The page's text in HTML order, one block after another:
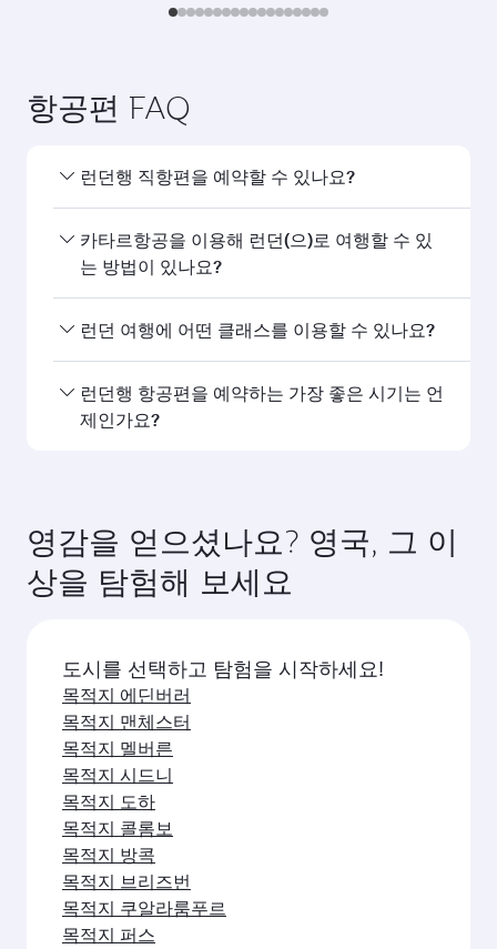
항공편 FAQ
런던행 직항편을 예약할 수 있나요?
네, 카타르항공은 런던행 직항편을 운항하고 있습니
다. 홈페이지에서 항공편을 검색하여 운항 시간과
카타르항공을 이용해 런던(으)로 여행할 수 있
는 방법이 있나요?
카타르항공의 런던행 직항편을 이용할 수 있습니다.
인 환승을 제공합니다.
런던 여행에 어떤 클래스를 이용할 수 있나요?
좌석 등급은 노선과 운항 항공사에 따라 다릅니다.
카타르항공이 운항하는 항공편에서는 비즈니스 클
런던행 항공편을 예약하는 가장 좋은 시기는 언
제인가요?
수요, 노선 인기, 좌석 등급별 잔여 좌석 상황에 따라
달라집니다.
영감을 얻으셨나요? 영국, 그 이
상을 탐험해 보세요
도시를 선택하고 탐험을 시작하세요!
목적지 에딘버러
목적지 맨체스터
목적지 멜버른
목적지 시드니
목적지 도하
목적지 콜롬보
목적지 방콕
목적지 브리즈번
목적지 쿠알라룸푸르
목적지 퍼스